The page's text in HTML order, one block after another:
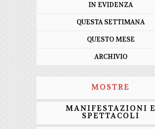
IN EVIDENZA
QUESTA SETTIMANA
QUESTO MESE
ARCHIVIO
MOSTRE
MANIFESTAZIONI E
SPETTACOLI